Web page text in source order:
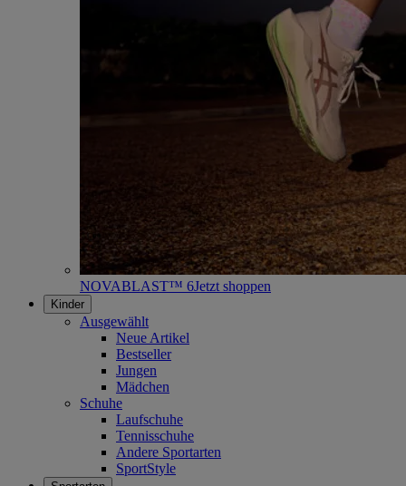
NOVABLAST™ 6Jetzt shoppen
Kinder
Ausgewählt
Neue Artikel
Bestseller
Jungen
Mädchen
Schuhe
Laufschuhe
Tennisschuhe
Andere Sportarten
SportStyle